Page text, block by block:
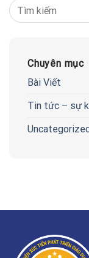
Chuyên mục
Bài Viết
Tin tức – sự
Uncategorized